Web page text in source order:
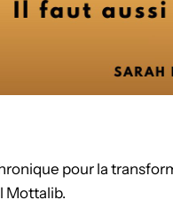
pour la
Mottalib.